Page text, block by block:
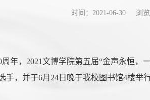
时间：2021-06-30 浏览
年，2021文博学院第五届“金声永恒
手，并于6月24日晚于我校图书馆4楼